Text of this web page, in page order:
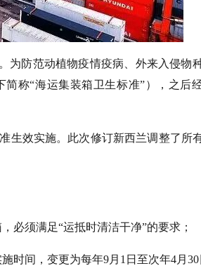
为防范动植物疫情疫病、外来入侵物
称“海运集装箱卫生标准”），之后
生效实施。此次修订新西兰调整了所
必须满足“运抵时清洁干净”的要求；
时间，变更为每年9月1日至次年4月